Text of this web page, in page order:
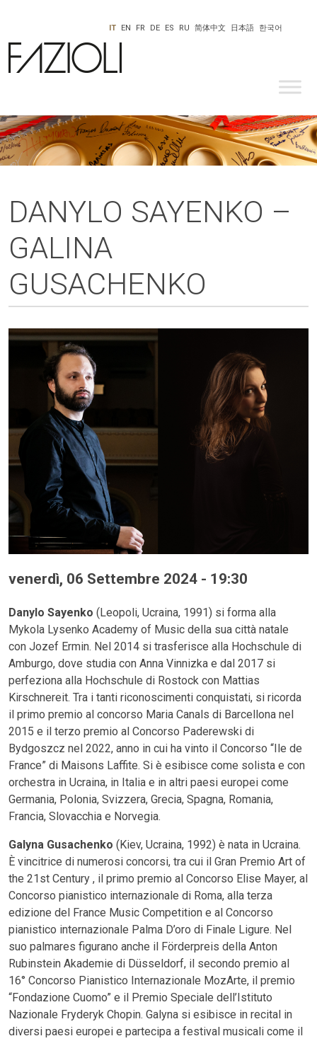
한국어
日本語
IT EN FR DE ES RU 简体中文
DANYLO SAYENKO –
GALINA
GUSACHENKO
venerdì, 06 Settembre 2024 - 19:30
Danylo Sayenko (Leopoli, Ucraina, 1991) si forma alla
Mykola Lysenko Academy of Music della sua città natale
con Jozef Ermin. Nel 2014 si trasferisce alla Hochschule di
Amburgo, dove studia con Anna Vinnizka e dal 2017 si
perfeziona alla Hochschule di Rostock con Mattias
Kirschnereit. Tra i tanti riconoscimenti conquistati, si ricorda
il primo premio al concorso Maria Canals di Barcellona nel
2015 e il terzo premio al Concorso Paderewski di
Bydgoszcz nel 2022, anno in cui ha vinto il Concorso “Ile de
France” di Maisons Laffite. Si è esibisce come solista e con
orchestra in Ucraina, in Italia e in altri paesi europei come
Germania, Polonia, Svizzera, Grecia, Spagna, Romania,
Francia, Slovacchia e Norvegia.
Galyna Gusachenko (Kiev, Ucraina, 1992) è nata in Ucraina.
È vincitrice di numerosi concorsi, tra cui il Gran Premio Art of
the 21st Century , il primo premio al Concorso Elise Mayer, al
Concorso pianistico internazionale di Roma, alla terza
edizione del France Music Competition e al Concorso
pianistico internazionale Palma D’oro di Finale Ligure. Nel
suo palmares figurano anche il Förderpreis della Anton
Rubinstein Akademie di Düsseldorf, il secondo premio al
16° Concorso Pianistico Internazionale MozArte, il premio
“Fondazione Cuomo” e il Premio Speciale dell’Istituto
Nazionale Fryderyk Chopin. Galyna si esibisce in recital in
diversi paesi europei e partecipa a festival musicali come il